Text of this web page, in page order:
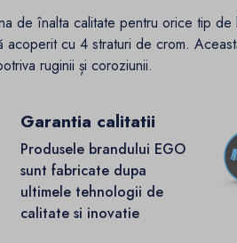
de înalta calitate pentru orice tip de
acoperit cu 4 straturi de crom.
ruginii și coroziunii.
Garantia calitatii
Produsele brandului EGO
sunt fabricate dupa
ultimele tehnologii de
calitate si inovatie